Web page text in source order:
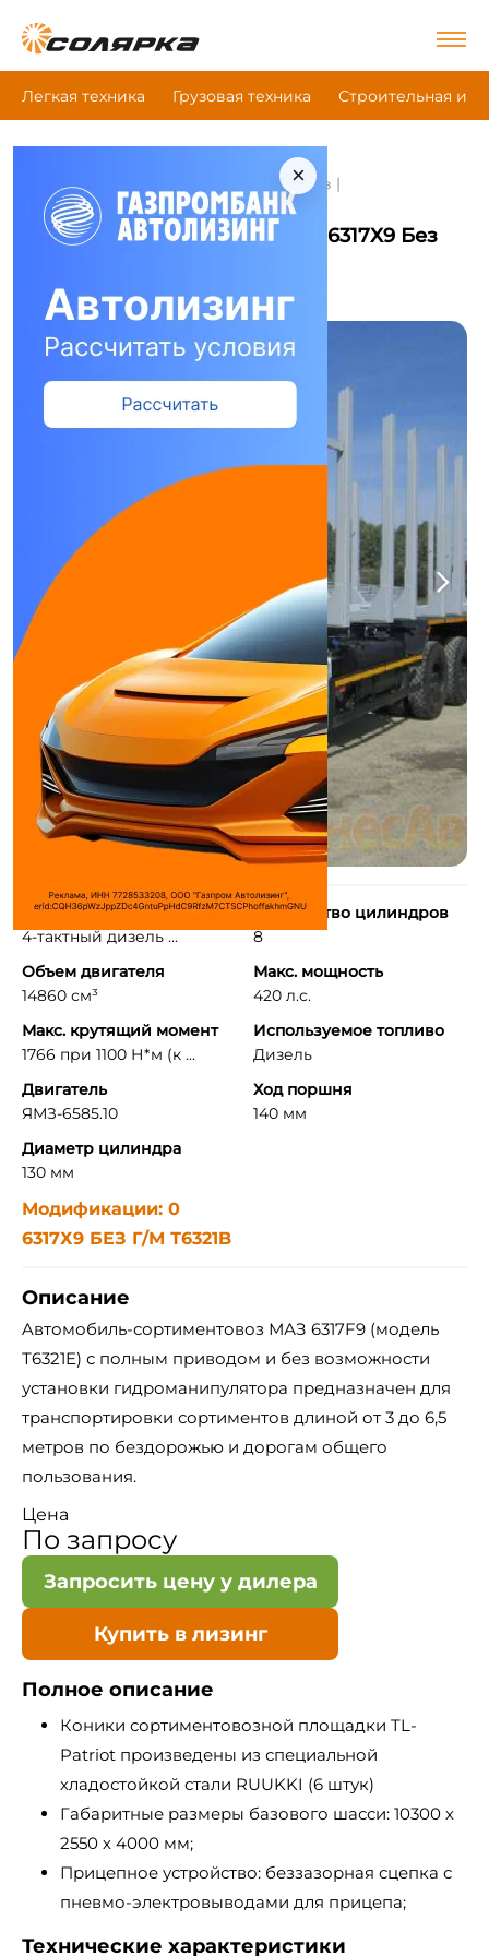
Легкая техника Грузовая техника Строительная и
×
Главная Сортиментовоз |
Транслес 6317Х9 Без Г/М Т6321B
Сортиментовоз Транслес 6317Х9 Без
Сравнить
Тип двигателя
4-тактный дизель ...
Количество цилиндров
8
Объем двигателя
14860 см³
Макс. мощность
420 л.с.
Макс. крутящий момент
1766 при 1100 Н*м (к ...
Используемое топливо
Дизель
Двигатель
ЯМЗ-6585.10
Ход поршня
140 мм
Диаметр цилиндра
130 мм
Модификации: 0
6317Х9 БЕЗ Г/М Т6321B
Описание
Aвтомобиль-сортиментовоз МАЗ 6317F9 (модель
Т6321E) с полным приводом и без возможности
установки гидроманипулятора предназначен для
транспортировки сортиментов длиной от 3 до 6,5
метров по бездорожью и дорогам общего
пользования.
Цена
По запросу
Запросить цену у дилера
Купить в лизинг
Полное описание
Коники сортиментовозной площадки TL-
Patriot произведены из специальной
хладостойкой стали RUUKKI (6 штук)
Габаритные размеры базового шасси: 10300 х
2550 х 4000 мм;
Прицепное устройство: беззазорная сцепка с
пневмо-электровыводами для прицепа;
Технические характеристики